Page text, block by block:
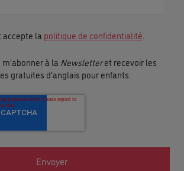
accepte la politique de confidentialité
à la Newsletteret recevoir les
gratuites d'anglais pour enfants.